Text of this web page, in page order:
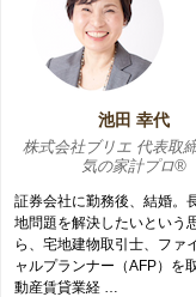
池田 幸代
株式会社ブリエ 代表取
気の家計プロ®
証券会社に勤務後、結婚。
地問題を解決したいという
ら、宅地建物取引士、ファ
ャルプランナー（AFP）を
動産賃貸業経 …